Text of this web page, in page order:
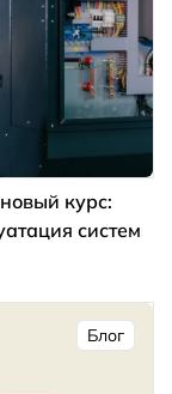
курс:
систем
Блог